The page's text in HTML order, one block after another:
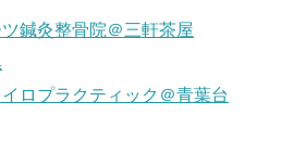
鍼灸整骨院＠三軒茶屋
ロプラクティック＠青葉台